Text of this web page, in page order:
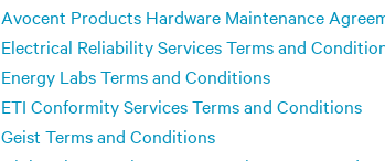
Avocent Products Hardware Maintenance
Electrical Reliability Services Terms and
Energy Labs Terms and Conditions
ETI Conformity Services Terms and Conditions
Geist Terms and Conditions